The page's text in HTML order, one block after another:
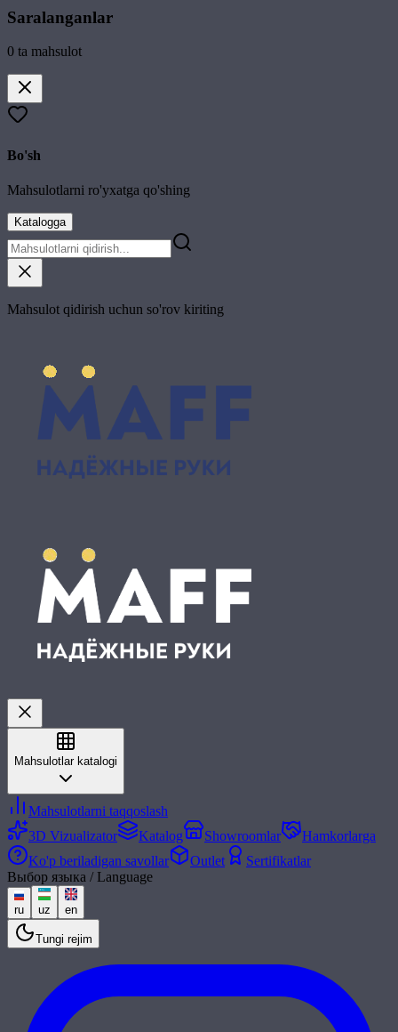
Saralanganlar
0 ta mahsulot
Bo'sh
Mahsulotlarni ro'yxatga qo'shing
Katalogga
Mahsulot qidirish uchun so'rov kiriting
Mahsulotlar katalogi
Mahsulotlarni taqqoslash
3D Vizualizator
Katalog Showroomlar
Hamkorlarga
Ko'p beriladigan savollar
Outlet
Sertifikatlar
Выбор языка / Language
ru uz en
Tungi rejim